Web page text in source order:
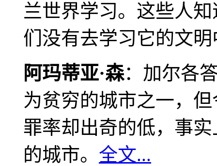
兰世界学习。这些人
们没有去学习它的文
阿玛蒂亚·森：加尔各
为贫穷的城市之一，
罪率却出奇的低，事
的城市。 全文...